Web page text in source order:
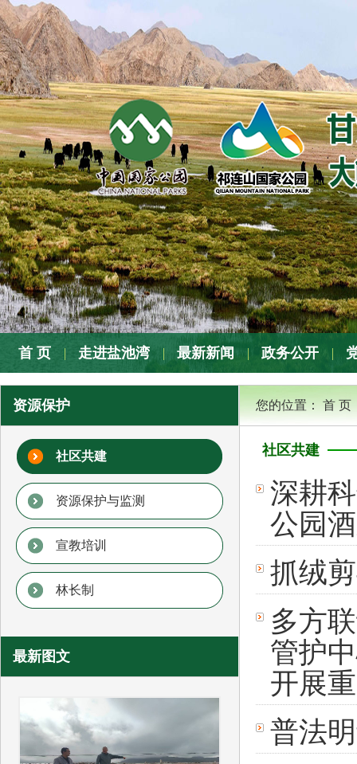
首 页 走进盐池湾 最新新闻 政务公开
资源保护
社区共建
资源保护与监测
宣教培训
林长制
最新图文
您的位置： 首 页
社区共建
深耕
公园
抓绒
多方
管护
开展
普法